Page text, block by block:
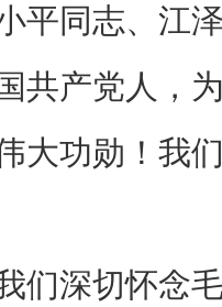
平同志、江
共产党人，
大功勋！我
们深切怀念